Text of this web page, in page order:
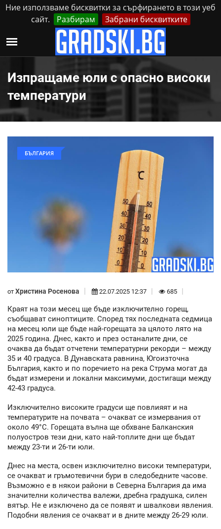
Ние използваме бисквитки за сърфирането в този уеб
сайт.
Разбирам Забрани бисквитките
Неделя, 9 Август, 2026 Реклама Контакти
Изпращаме юли с опасно високи
температури
БЪЛГАРИЯ
от Христина Росенова 22.07.2025 12:37 685
Краят на този месец ще бъде изключително горещ,
съобщават синоптиците. Според тях последната седмица
на месец юли ще бъде най-горещата за цялото лято на
2025 година. Днес, както и през останалите дни, се
очаква да бъдат отчетени температурни рекорди – между
35 и 40 градуса. В Дунавската равнина, Югоизточна
България, както и по поречието на река Струма могат да
бъдат измерени и локални максимуми, достигащи между
42-43 градуса.
Изключително високите градуси ще повлияят и на
температурите на почвата – очакват се измервания от
около 49°C. Горещата вълна ще обхване Балканския
полуостров тези дни, като най-топлите дни ще бъдат
между 23-ти и 26-ти юли.
Днес на места, освен изключително високи температури,
се очакват и гръмотевични бури в следобедните часове.
Възможно е в някои райони в Северна България да има
значителни количества валежи, дребна градушка, силен
вятър. Не е изключено да се появят и швалкови явления.
Подобни явления се очакват и в дните между 26-29 юли.